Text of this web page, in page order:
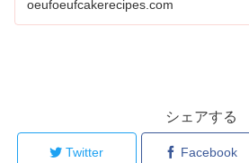
てたり……あらゆる作業で
ん上がりました。使用頻
oeufoeufcakerecipes.com
シェアする
Twitter Facebook